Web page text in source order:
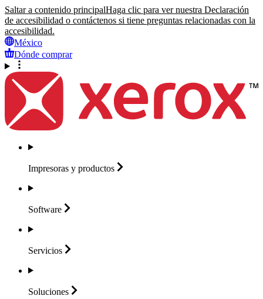
Saltar a contenido principalHaga clic para ver nuestra Declaración
de accesibilidad o contáctenos si tiene preguntas relacionadas con la
accesibilidad.
México
Dónde comprar
Impresoras y productos
Software
Servicios
Soluciones